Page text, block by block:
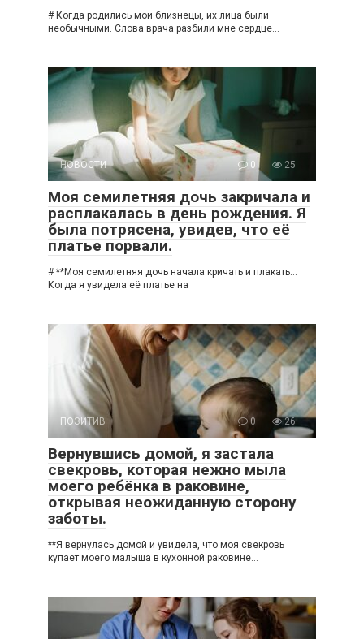
# Когда родились мои близнецы, их лица были
необычными. Слова врача разбили мне сердце…
НОВОСТИ 0 25
Моя семилетняя дочь закричала и
расплакалась в день рождения. Я
была потрясена, увидев, что её
платье порвали.
# **Моя семилетняя дочь начала кричать и плакать…
Когда я увидела её платье на
ПОЗИТИВ 0 26
Вернувшись домой, я застала
свекровь, которая нежно мыла
моего ребёнка в раковине,
открывая неожиданную сторону
заботы.
**Я вернулась домой и увидела, что моя свекровь
купает моего малыша в кухонной раковине…